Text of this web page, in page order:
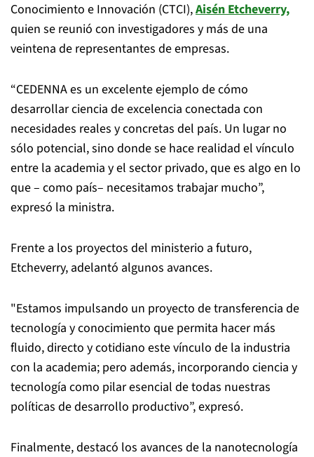
Conocimiento e Innovación (CTCI),Aisén Etcheverry,
quien se reunió con investigadores y más de una
veintena de representantes de empresas.
“CEDENNA es un excelente ejemplo de cómo
desarrollar ciencia de excelencia conectada con
necesidades reales y concretas del país. Un lugar no
sólo potencial, sino donde se hace realidad el vínculo
entre la academia y el sector privado, que es algo en lo
que – como país– necesitamos trabajar mucho”,
expresó la ministra.
Frente a los proyectos del ministerio a futuro,
Etcheverry, adelantó algunos avances.
"Estamos impulsando un proyecto de transferencia de
tecnología y conocimiento que permita hacer más
fluido, directo y cotidiano este vínculo de la industria
con la academia; pero además, incorporando ciencia y
tecnología como pilar esencial de todas nuestras
políticas de desarrollo productivo”, expresó.
Finalmente, destacó los avances de la nanotecnología